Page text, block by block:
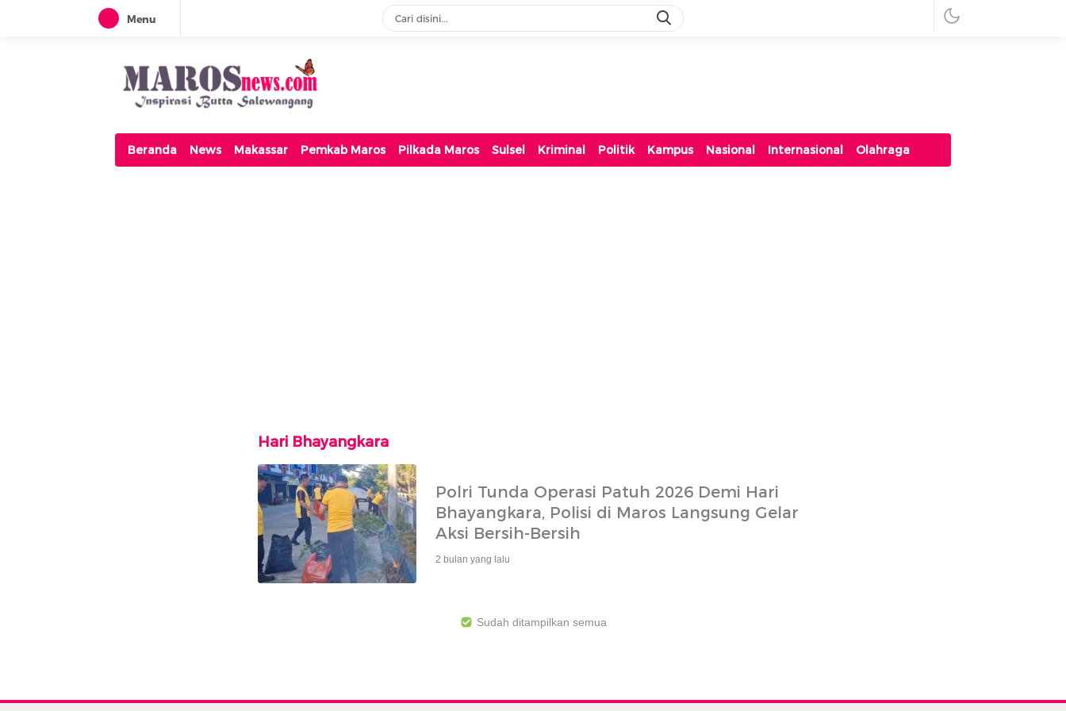
Menu
Maros News
Inspirasi Butta Salewangang
Beranda News Makassar Pemkab Maros Pilkada Maros Sulsel Kriminal Politik Kampus Nasional Internasional Olahraga
Hari Bhayangkara
Polri Tunda Operasi Patuh 2026 Demi Hari
Bhayangkara, Polisi di Maros Langsung Gelar
Aksi Bersih-Bersih
2 bulan yang lalu
Sudah ditampilkan semua